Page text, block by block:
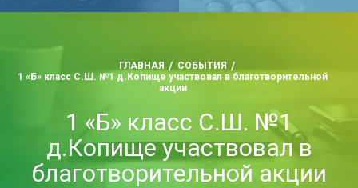
ГЛАВНАЯ
СОБЫТИЯ
1 «Б» класс С.Ш. №1 д.Копище участвовал в благотворительной
акции
1 «Б» класс С.Ш. №1
д.Копище участвовал в
благотворительной акции